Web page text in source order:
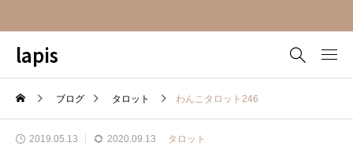
lapis
ブログ タロット わんこタロット246
2019.05.13 2020.09.13 タロット